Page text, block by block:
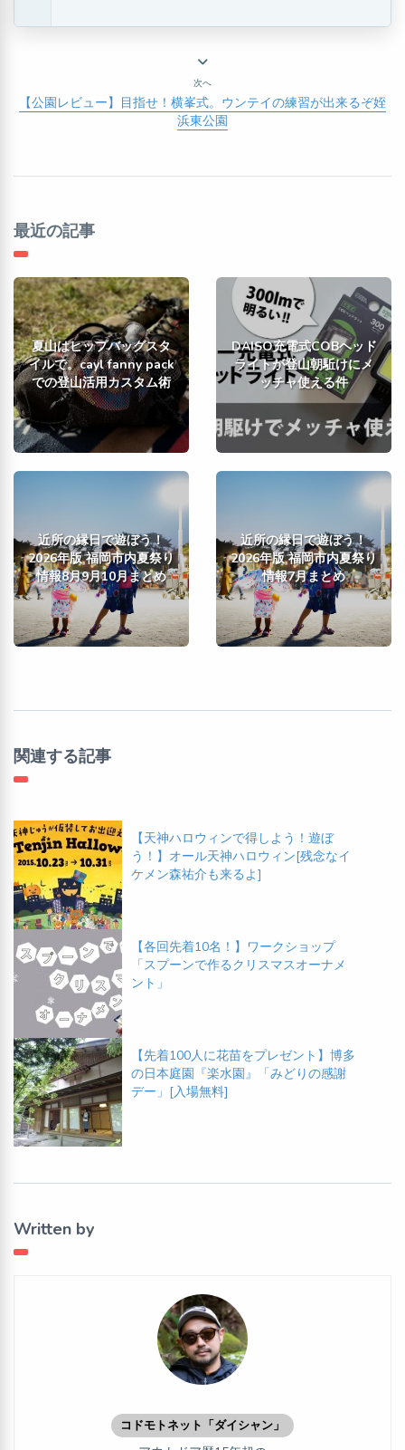
次へ
【公園レビュー】目指せ！横峯式。ウンテイの練習が出来るぞ姪
浜東公園
最近の記事
夏山はヒップバッグスタ
イルで。cayl fanny pack
での登山活用カスタム術
DAISO充電式COBヘッド
ライトが登山朝駈けにメ
ッチャ使える件
近所の縁日で遊ぼう！
2026年版 福岡市内夏祭り
情報8月9月10月まとめ
近所の縁日で遊ぼう！
2026年版 福岡市内夏祭り
情報7月まとめ
関連する記事
【天神ハロウィンで得しよう！遊ぼ
う！】オール天神ハロウィン[残念なイ
ケメン森祐介も来るよ]
【各回先着10名！】ワークショップ
「スプーンで作るクリスマスオーナメ
ント」
【先着100人に花苗をプレゼント】博多
の日本庭園『楽水園』「みどりの感謝
デー」[入場無料]
Written by
コドモトネット「ダイシャン」